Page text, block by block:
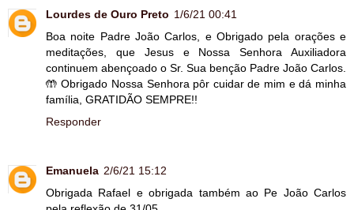
Lourdes de Ouro Preto 1/6/21 00:41
Boa noite Padre João Carlos, e Obrigado pela orações e
meditações, que Jesus e Nossa Senhora Auxiliadora
continuem abençoado o Sr. Sua benção Padre João Carlos.
🤲 Obrigado Nossa Senhora pôr cuidar de mim e dá minha
família, GRATIDÃO SEMPRE!!
Responder
Emanuela 2/6/21 15:12
Obrigada Rafael e obrigada também ao Pe João Carlos